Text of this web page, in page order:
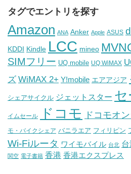
タグでエントリを探す
Amazon ANA Anker Apple ASUS
KDDI Kindle LCC mineo
SIMフリー UQ mobile UQ WiMAX
ズ WiMAX 2+ Y!mobile エアアジア
シェアサイクル ジェットスター セ
イムセール ドコモ ドコモオ
モ・バイクシェア バニラエア フィリピン
Wi-Fiルータ ワイモバイル 台北
関空 電子書籍 香港 香港エクスプレス